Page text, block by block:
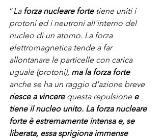
“La forza nucleare forte tiene uniti i
protoni ed i neutroni all'interno del
nucleo di un atomo. La forza
elettromagnetica tende a far
allontanare le particelle con carica
uguale (protoni), ma la forza forte
anche se ha un raggio d'azione breve
riesce a vincere questa repulsione e
tiene il nucleo unito. La forza nucleare
forte è estremamente intensa e, se
liberata, essa sprigiona immense